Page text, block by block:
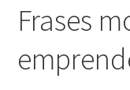
Frases